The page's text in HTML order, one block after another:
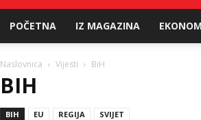
POČETNA IZ MAGAZINA
Naslovnica Vijesti BiH
BIH
BIH EU REGIJA SVIJET